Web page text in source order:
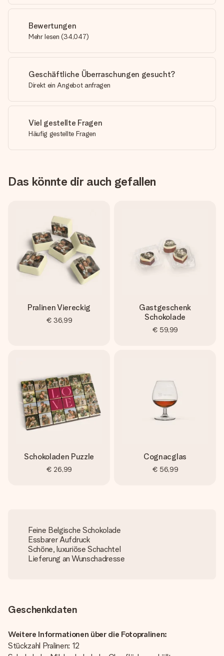
Bewertungen
Mehr lesen (34,047)
Geschäftliche Überraschungen gesucht?
Direkt ein Angebot anfragen
Viel gestellte Fragen
Häufig gestellte Fragen
Das könnte dir auch gefallen
Pralinen Viereckig
€ 36,99
Gastgeschenk
Schokolade
€ 59,99
Schokoladen Puzzle
€ 26,99
Cognacglas
€ 56,99
Feine Belgische Schokolade
Essbarer Aufdruck
Schöne, luxuriöse Schachtel
Lieferung an Wunschadresse
Geschenkdaten
Weitere Informationen über die Fotopralinen:
Stückzahl Pralinen: 12